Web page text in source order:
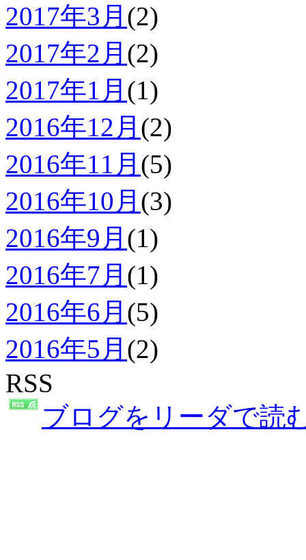
2017年3月 (2)
2017年2月 (2)
2017年1月 (1)
2016年12月 (2)
2016年11月 (5)
2016年10月 (3)
2016年9月 (1)
2016年7月 (1)
2016年6月 (5)
2016年5月 (2)
RSS
ブログをリーダで読